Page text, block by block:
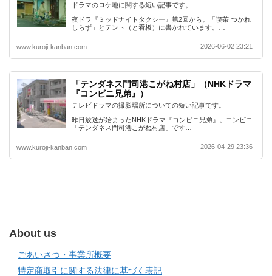
ドラマのロケ地に関する短い記事です。
夜ドラ『ミッドナイトタクシー』第2回から。「喫茶 つかれ
しらず」とテント（と看板）に書かれています。…
www.kuroji-kanban.com 2026-06-02 23:21
「テンダネス門司港こがね村店」（NHKドラマ
『コンビニ兄弟』）
テレビドラマの撮影場所についての短い記事です。
昨日放送が始まったNHKドラマ『コンビニ兄弟』。コンビニ
「テンダネス門司港こがね村店」です…
www.kuroji-kanban.com 2026-04-29 23:36
About us
ごあいさつ・事業所概要
特定商取引に関する法律に基づく表記